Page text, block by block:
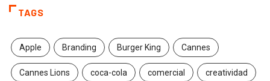
TAGS
Apple Branding Burger King Cannes
Cannes Lions coca-cola comercial creatividad